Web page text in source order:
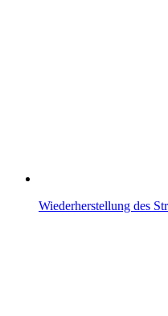
Wiederherstellung des